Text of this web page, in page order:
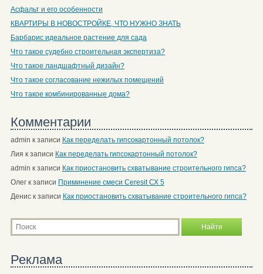
Асфальт и его особенности
КВАРТИРЫ В НОВОСТРОЙКЕ, ЧТО НУЖНО ЗНАТЬ
Барбарис идеальное растение для сада
Что такое судебно строительная экспертиза?
Что такое ландшафтный дизайн?
Что такое согласование нежилых помещений
Что такое комбинированные дома?
Комментарии
admin к записи Как переделать гипсокартонный потолок?
Лия к записи Как переделать гипсокартонный потолок?
admin к записи Как приостановить схватывание строительного гипса?
Олегк записи Приминение смеси Ceresit СХ 5
Дениск записи Как приостановить схватывание строительного гипса?
Реклама